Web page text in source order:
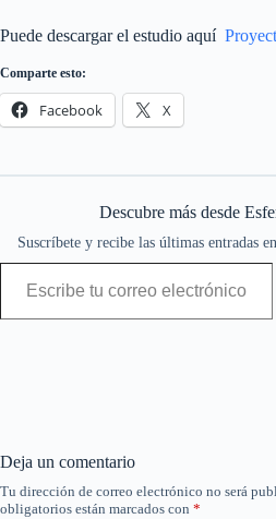
Puede descargar el estudio aquí
Comparte esto:
Facebook X
Descubre más desde
Suscríbete y recibe las últimas entradas
Escribe tu correo electrónico…
Deja un comentario
Tu dirección de correo electrónico no será
obligatorios están marcados con *